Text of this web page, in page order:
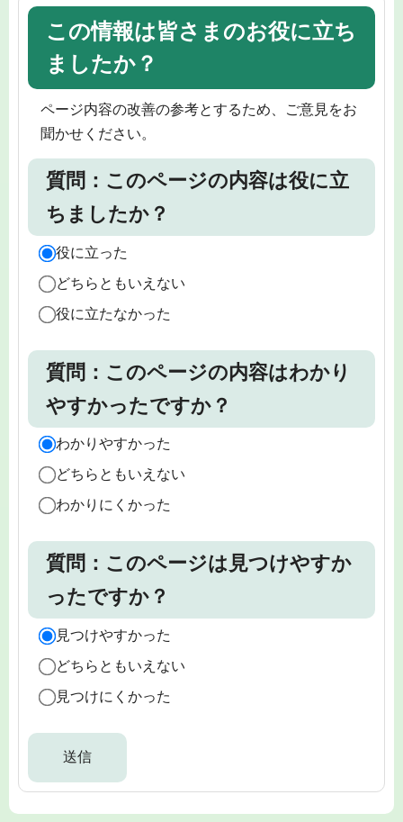
この情報は皆さまのお役に立ち
ましたか？
ページ内容の改善の参考とするため、ご意見をお
聞かせください。
質問：このページの内容は役に立
ちましたか？
役に立った
どちらともいえない
役に立たなかった
質問：このページの内容はわかり
やすかったですか？
わかりやすかった
どちらともいえない
わかりにくかった
質問：このページは見つけやすか
ったですか？
見つけやすかった
どちらともいえない
見つけにくかった